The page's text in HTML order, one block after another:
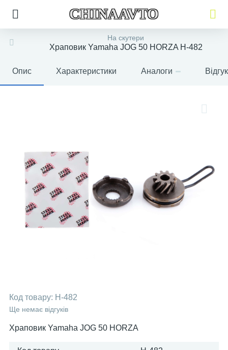
CHINAAVTO
На скутери
Храповик Yamaha JOG 50 HORZA H-482
Опис Характеристики Аналоги
Код товару: H-482
Ще немає відгуків
Храповик Yamaha JOG 50 HORZA